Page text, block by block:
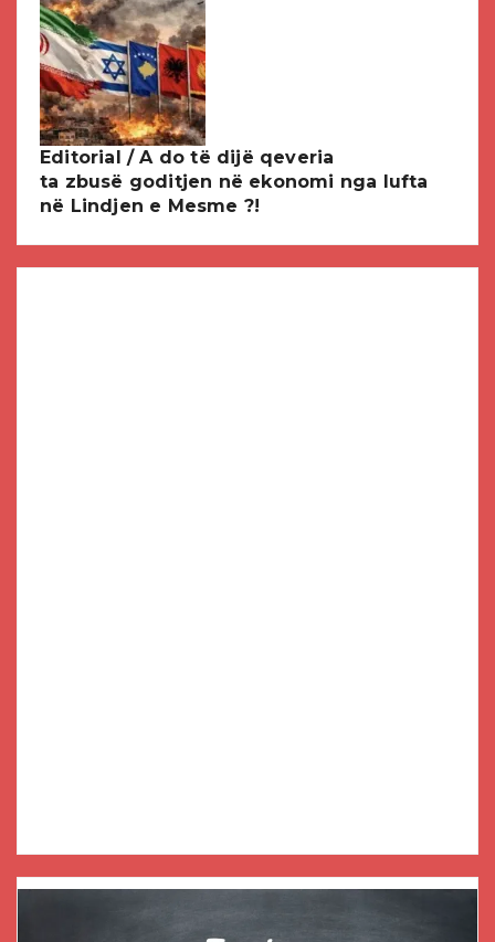
Editorial / A do të dijë qeveria
ta zbusë goditjen në ekonomi nga lufta
në Lindjen e Mesme ?!